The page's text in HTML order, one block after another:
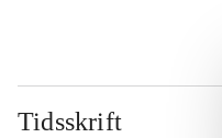
Tidsskrift